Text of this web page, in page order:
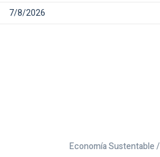
7/8/2026
Economía Sustentable /